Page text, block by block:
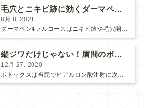
毛穴とニキビ跡に効くダーマペン４フルコース
8月 8, 2021
ダーマペン4フルコースはニキビ跡や毛穴開きで悩まれている方に自信を持ってお勧めできる美肌治療です。 ↑ ダーマペン4フルコースを4回行いました。 ニキビ跡と毛穴開きが改善して肌のキメが整いまし...
縦ジワだけじゃない！眉間のボトックス注射
12月 27, 2020